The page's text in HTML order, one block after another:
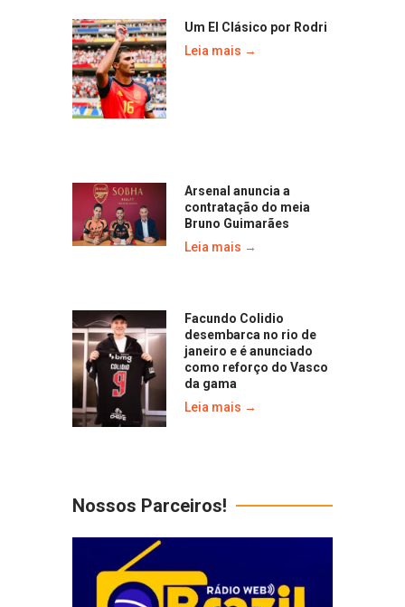
Um El Clásico por Rodri
Leia mais →
Arsenal anuncia a
contratação do meia
Bruno Guimarães
Leia mais →
Facundo Colidio
desembarca no rio de
janeiro e é anunciado
como reforço do Vasco
da gama
Leia mais →
Nossos Parceiros!